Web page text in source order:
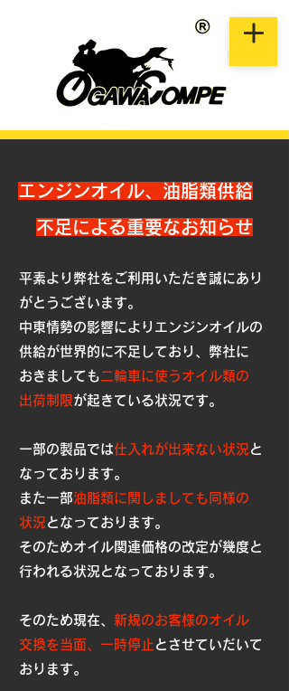
エンジンオイル、油脂類供給
不足による重要なお知らせ
​平素より弊社をご利用いただき誠にあり
がとうございます。
中東情勢の影響によりエンジンオイルの
供給が世界的に不足しており、 弊社に
おきましても 二輪車に使うオイル類の
出荷制限が起きている状況です。
一部の製品では仕入れが出来ない状況と
なっております。
また一部油脂類に関しましても同様の
状況となっております。
​ そのためオイル関連価格の改定が幾度と
行われる状況となっております。
そのため現在、 新規のお客様のオイル
交換を当面、一時停止 とさせて いだいて
おります。